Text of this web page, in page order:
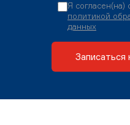
Я согласен(на)
политикой
данных
Записаться